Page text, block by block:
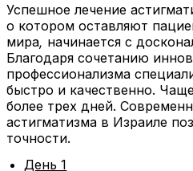
Успешное лечение
о котором оставляют
мира, начинается с
Благодаря сочетанию
профессионализма
быстро и качественно.
более трех дней.
астигматизма в Израиле
точности.
День 1